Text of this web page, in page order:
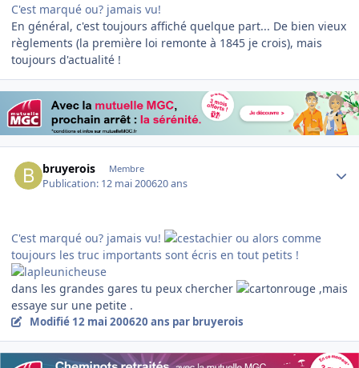
C'est marqué ou? jamais vu!
En général, c'est toujours affiché quelque part... De bien vieux
règlements (la première loi remonte à 1845 je crois), mais
toujours d'actualité !
bruyerois Membre
Publication: 12 mai 200620 ans
C'est marqué ou? jamais vu!
ou alors comme
toujours les truc importants sont écris en tout petits !
dans les grandes gares tu peux chercher
,mais
essaye sur une petite .
Modifié 12 mai 200620 ans par bruyerois